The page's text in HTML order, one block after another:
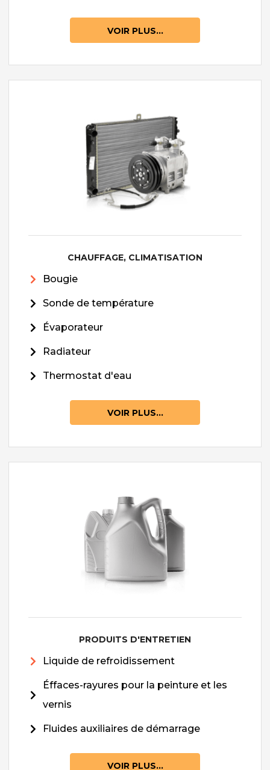
VOIR PLUS...
CHAUFFAGE, CLIMATISATION
Bougie
Sonde de température
Évaporateur
Radiateur
Thermostat d'eau
VOIR PLUS...
PRODUITS D'ENTRETIEN
Liquide de refroidissement
Éffaces-rayures pour la peinture et les
vernis
Fluides auxiliaires de démarrage
VOIR PLUS...